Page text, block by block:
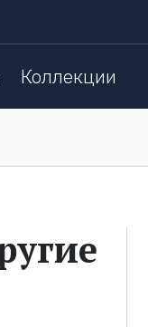
Коллекции